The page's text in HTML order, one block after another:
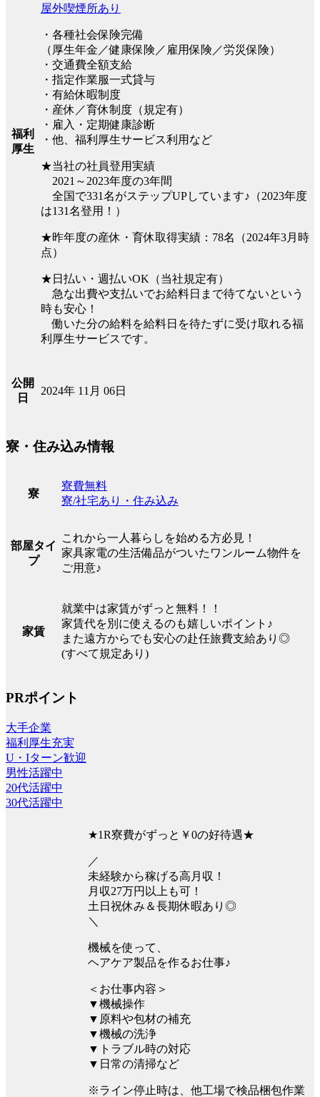
福利
厚生
屋外喫煙所あり
・各種社会保険完備
（厚生年金／健康保険／雇用保険／労災保険）
・交通費全額支給
・指定作業服一式貸与
・有給休暇制度
・産休／育休制度（規定有）
・雇入・定期健康診断
・他、福利厚生サービス利用など
★当社の社員登用実績
2021～2023年度の3年間
全国で331名がステップUPしています♪（2023年度
は131名登用！）
★昨年度の産休・育休取得実績：78名（2024年3月時
点）
★日払い・週払いOK（当社規定有）
急な出費や支払いでお給料日まで待てないという
時も安心！
働いた分の給料を給料日を待たずに受け取れる福
利厚生サービスです。
公開
日
2024年 11月 06日
寮・住み込み情報
寮
寮費無料
寮/社宅あり・住み込み
部屋タイ
プ
これから一人暮らしを始める方必見！
家具家電の生活備品がついたワンルーム物件を
ご用意♪
家賃
就業中は家賃がずっと無料！！
家賃代を別に使えるのも嬉しいポイント♪
また遠方からでも安心の赴任旅費支給あり◎
(すべて規定あり)
PRポイント
大手企業
福利厚生充実
U・Iターン歓迎
男性活躍中
20代活躍中
30代活躍中
★1R寮費がずっと￥0の好待遇★
／
未経験から稼げる高月収！
月収27万円以上も可！
土日祝休み＆長期休暇あり◎
＼
機械を使って、
ヘアケア製品を作るお仕事♪
＜お仕事内容＞
▼機械操作
▼原料や包材の補充
▼機械の洗浄
▼トラブル時の対応
▼日常の清掃など
※ライン停止時は、他工場で検品梱包作業